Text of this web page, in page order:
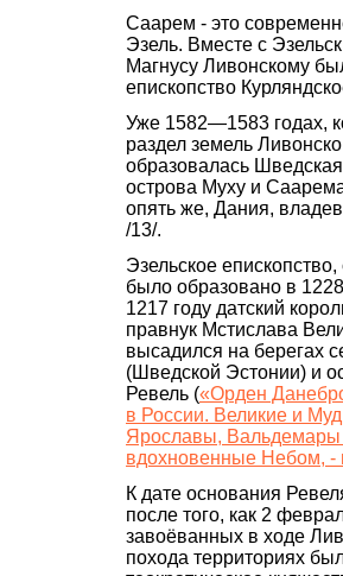
Саарем - это
Эзель. Вместе с
Магнусу Ливонскому
епископство
Уже 1582—1583 годах,
раздел земель
образовалась
острова Муху и
опять же, Дания,
/13/.
Эзельское
было образовано в 1228
1217 году датский
правнук Мстислава
высадился на берегах
(Шведской Эстонии) и
Ревель («Орден
в России. Великие и
Ярославы, Вальдемары
вдохновенные Небом, -
К дате основания
после того, как 2
завоёванных в ходе
похода территориях